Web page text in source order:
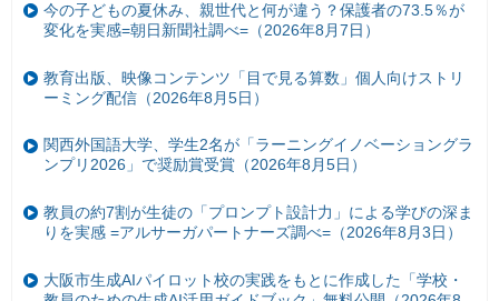
今の子どもの夏休み、親世代と何が違う？保護者の73.5％が
変化を実感=朝日新聞社調べ=（2026年8月7日）
教育出版、映像コンテンツ「目で見る算数」個人向けストリ
ーミング配信（2026年8月5日）
関西外国語大学、学生2名が「ラーニングイノベーショングラ
ンプリ2026」で奨励賞受賞（2026年8月5日）
教員の約7割が生徒の「プロンプト設計力」による学びの深ま
りを実感 =アルサーガパートナーズ調べ=（2026年8月3日）
大阪市生成AIパイロット校の実践をもとに作成した「学校・